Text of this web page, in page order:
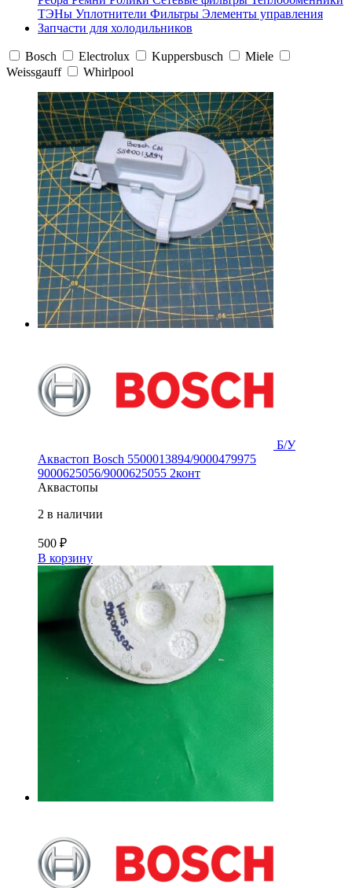
ТЭНы Уплотнители Фильтры Элементы управления
Запчасти для холодильников
Bosch Electrolux Kuppersbusch
Miele
Weissgauff
Whirlpool
Б/У
Аквастоп Bosch 5500013894/9000479975
9000625056/9000625055 2конт
Аквастопы
2 в наличии
500 ₽
В корзину